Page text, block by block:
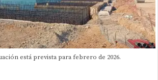
está prevista para febrero de 2026.